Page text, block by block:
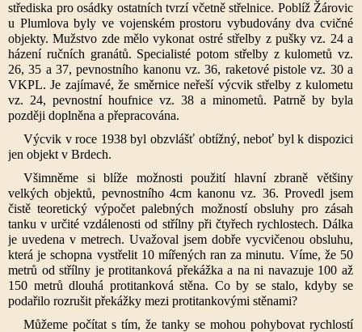
střediska pro osádky ostatních tvrzí včetně střelnice. Poblíž Žárovic
u Plumlova byly ve vojenském prostoru vybudovány dva cvičné
objekty. Mužstvo zde mělo vykonat ostré střelby z pušky vz. 24 a
házení ručních granátů. Specialisté potom střelby z kulometů vz.
26, 35 a 37, pevnostního kanonu vz. 36, raketové pistole vz. 30 a
VKPL. Je zajímavé, že směrnice neřeší výcvik střelby z kulometu
vz. 24, pevnostní houfnice vz. 38 a minometů. Patrně by byla
později doplněna a přepracována.
Výcvik v roce 1938 byl obzvlášť obtížný, neboť byl k dispozici
jen objekt v Brdech.
Všimněme si blíže možnosti použití hlavní zbraně většiny
velkých objektů, pevnostního 4cm kanonu vz. 36. Provedl jsem
čistě teoretický výpočet palebných možností obsluhy pro zásah
tanku v určité vzdálenosti od střílny při čtyřech rychlostech. Dálka
je uvedena v metrech. Uvažoval jsem dobře vycvičenou obsluhu,
která je schopna vystřelit 10 mířených ran za minutu. Víme, že 50
metrů od střílny je protitanková překážka a na ni navazuje 100 až
150 metrů dlouhá protitanková stěna. Co by se stalo, kdyby se
podařilo rozrušit překážky mezi protitankovými stěnami?
Můžeme počítat s tím, že tanky se mohou pohybovat rychlostí